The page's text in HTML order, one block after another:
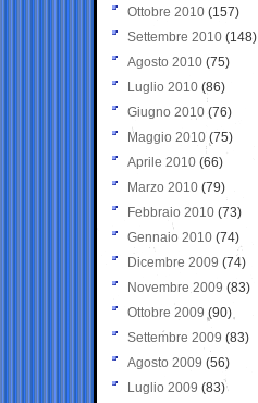
Ottobre 2010 (157)
Settembre 2010 (148)
Agosto 2010 (75)
Luglio 2010 (86)
Giugno 2010 (76)
Maggio 2010 (75)
Aprile 2010 (66)
Marzo 2010 (79)
Febbraio 2010 (73)
Gennaio 2010 (74)
Dicembre 2009 (74)
Novembre 2009 (83)
Ottobre 2009 (90)
Settembre 2009 (83)
Agosto 2009 (56)
Luglio 2009 (83)